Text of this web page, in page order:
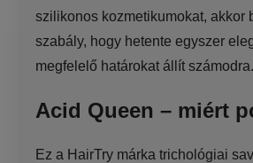
szilikonos kozmetikumokat, akkor
szabály, hogy hetente egyszer
megfelelő határokat állít számodra.
Acid Queen – miért
Ez a HairTry márka trichológiai